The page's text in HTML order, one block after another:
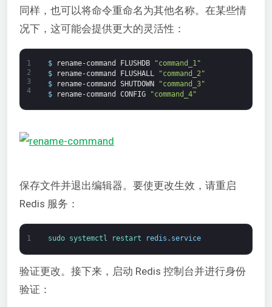
同样，也可以将命令重命名为其他名称。在某些情
况下，这可能会提供更大的灵活性：
1
2
3
4
$ rename-command FLUSHDB
"command_1"
$
rename-command FLUSHALL
"command_2"
$
rename-command SHUTDOWN
"command_3"
$
rename-command CONFIG "command_4"
保存文件并退出编辑器。要使更改生效，请重启
Redis 服务：
1 sudo systemctl restart redis . service
验证更改。接下来，启动 Redis 控制台并进行身份
验证：